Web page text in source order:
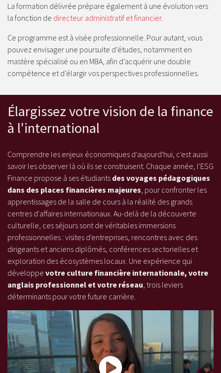
La formation délivrée prépare également à une évolution vers
la fonction de directeur administratif et financier.
Ce programme est à visée professionnelle. Pour autant, vous
pouvez envisager une poursuite d’études, notamment en
mastère spécialisé ou en MBA, afin d’acquérir une double
compétence et d’élargir vos perspectives professionnelles.
Élargissez votre vision de la finance
à l'international
Comprendre les enjeux économiques d'aujourd'hui, c'est aussi
savoir les observer là où ils se construisent. Chaque année, l'ESG
Finance propose à ses étudiants des voyages pédagogiques
dans des places financières majeures , pour confronter les
apprentissages de la salle de cours à la réalité des grands
centres d'affaires internationaux. Au-delà de la découverte
culturelle, ces séjours sont de véritables immersions
professionnelles : visites d'entreprises, rencontres avec des
dirigeants et anciens diplômés, conférences sectorielles et
exploration des écosystèmes locaux. Une expérience qui
développe votre culture financière internationale, votre
anglais professionnel et votre réseau , trois leviers
déterminants pour votre future carrière.
Une semaine au cœur de la finance à Londres avec l'ESG Finance